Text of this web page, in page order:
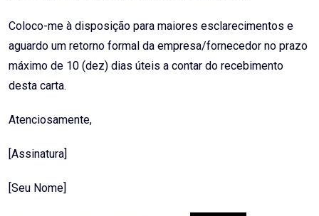
Coloco-me à disposição para maiores esclarecimentos e
aguardo um retorno formal da empresa/fornecedor no prazo
máximo de 10 (dez) dias úteis a contar do recebimento
desta carta.
Atenciosamente,
[Assinatura]
[Seu Nome]